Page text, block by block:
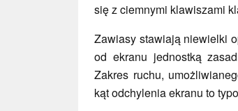
się z ciemnymi klawiszami
Zawiasy stawiają niewielki
od ekranu jednostką
Zakres ruchu,
kąt odchylenia ekranu to